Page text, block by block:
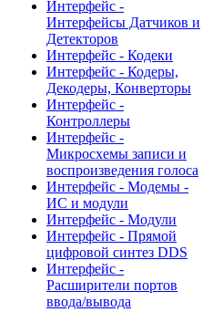
Интерфейс -
Интерфейсы Датчиков и
Детекторов
Интерфейс - Кодеки
Интерфейс - Кодеры,
Декодеры, Конверторы
Интерфейс -
Контроллеры
Интерфейс -
Микросхемы записи и
воспроизведения голоса
Интерфейс - Модемы -
ИС и модули
Интерфейс - Модули
Интерфейс - Прямой
цифровой синтез DDS
Интерфейс -
Расширители портов
ввода/вывода